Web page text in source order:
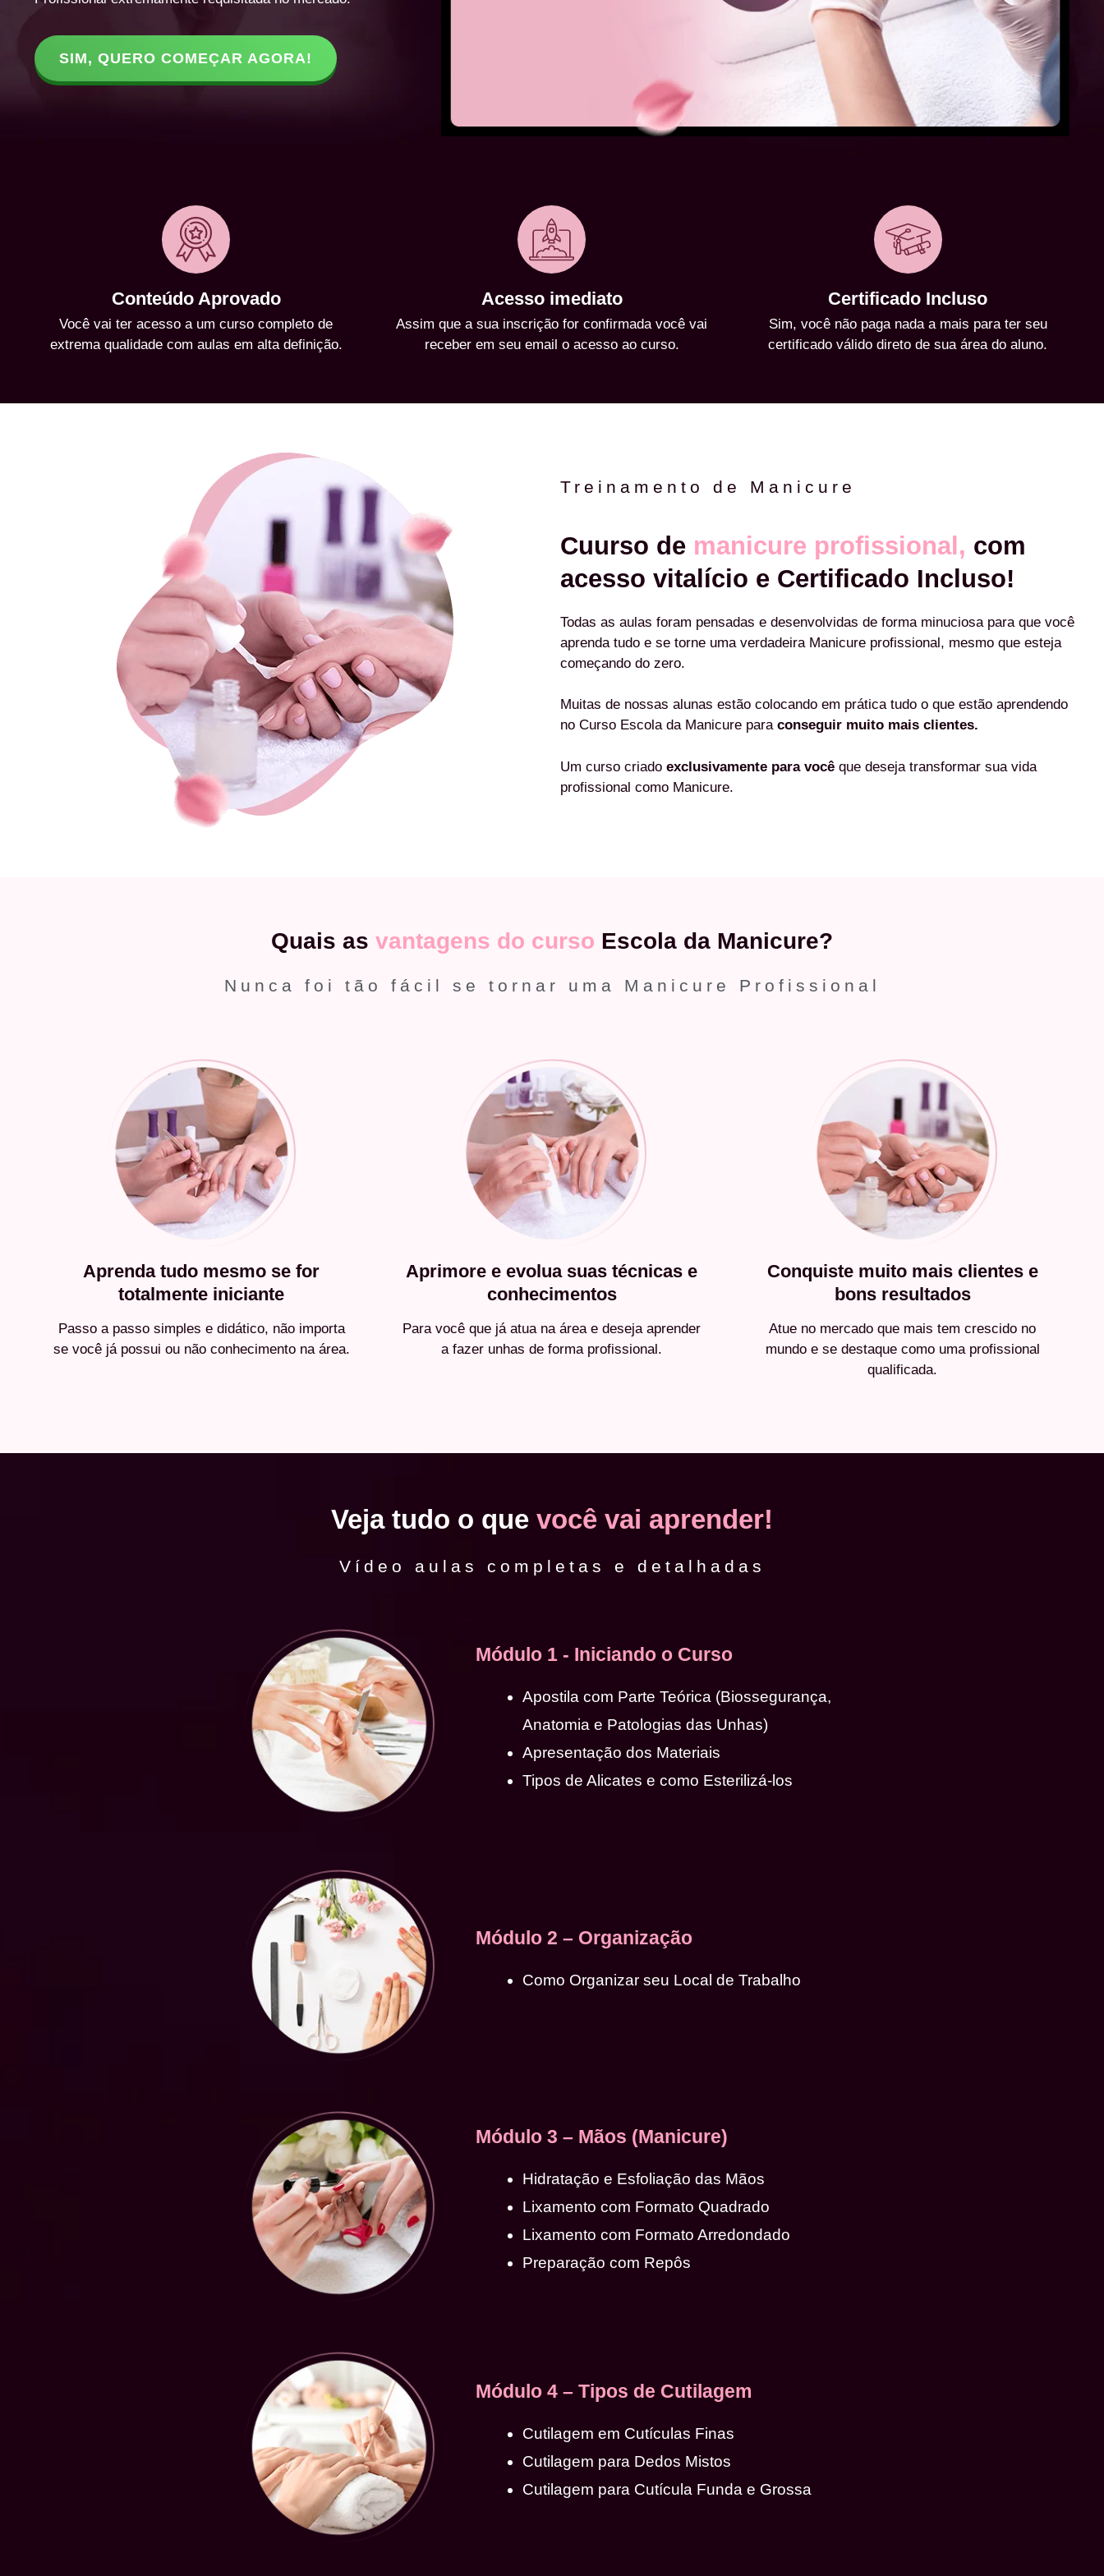
SIM, QUERO COMEÇAR AGORA!
Conteúdo Aprovado
Você vai ter acesso a um curso completo de
extrema qualidade com aulas em alta definição.
Acesso imediato
Assim que a sua inscrição for confirmada você vai
receber em seu email o acesso ao curso.
Certificado Incluso
Sim, você não paga nada a mais para ter seu
certificado válido direto de sua área do aluno.
Treinamento de Manicure
Cuurso de manicure profissional, com
acesso vitalício e Certificado Incluso!
Todas as aulas foram pensadas e desenvolvidas de forma minuciosa para que você
aprenda tudo e se torne uma verdadeira Manicure profissional, mesmo que esteja
começando do zero.
Muitas de nossas alunas estão colocando em prática tudo o que estão aprendendo
no Curso Escola da Manicure para conseguir muito mais clientes.
Um curso criado exclusivamente para você que deseja transformar sua vida
profissional como Manicure.
Quais as vantagens do curso Escola da Manicure?
Nunca foi tão fácil se tornar uma Manicure Profissional
Aprenda tudo mesmo se for
totalmente iniciante
Passo a passo simples e didático, não importa
se você já possui ou não conhecimento na área.
Aprimore e evolua suas técnicas e
conhecimentos
Para você que já atua na área e deseja aprender
a fazer unhas de forma profissional.
Conquiste muito mais clientes e
bons resultados
Atue no mercado que mais tem crescido no
mundo e se destaque como uma profissional
qualificada.
Veja tudo o que você vai aprender!
Vídeo aulas completas e detalhadas
Módulo 1 - Iniciando o Curso
Apostila com Parte Teórica (Biossegurança,
Anatomia e Patologias das Unhas)
Apresentação dos Materiais
Tipos de Alicates e como Esterilizá-los
Módulo 2 – Organização
Como Organizar seu Local de Trabalho
Módulo 3 – Mãos (Manicure)
Hidratação e Esfoliação das Mãos
Lixamento com Formato Quadrado
Lixamento com Formato Arredondado
Preparação com Repôs
Módulo 4 – Tipos de Cutilagem
Cutilagem em Cutículas Finas
Cutilagem para Dedos Mistos
Cutilagem para Cutícula Funda e Grossa